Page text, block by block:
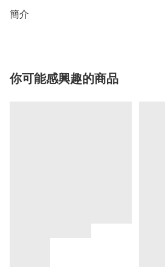
簡介
你可能感興趣的商品